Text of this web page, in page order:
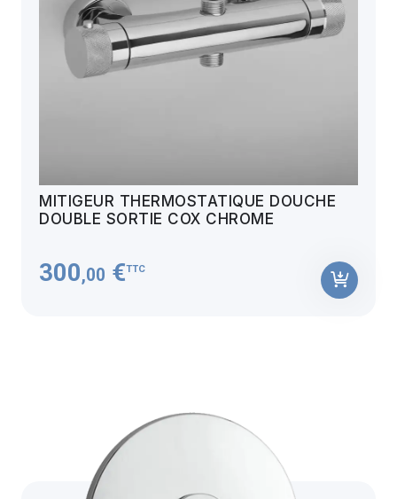
MITIGEUR THERMOSTATIQUE DOUCHE
DOUBLE SORTIE COX CHROME
300,00 €TTC